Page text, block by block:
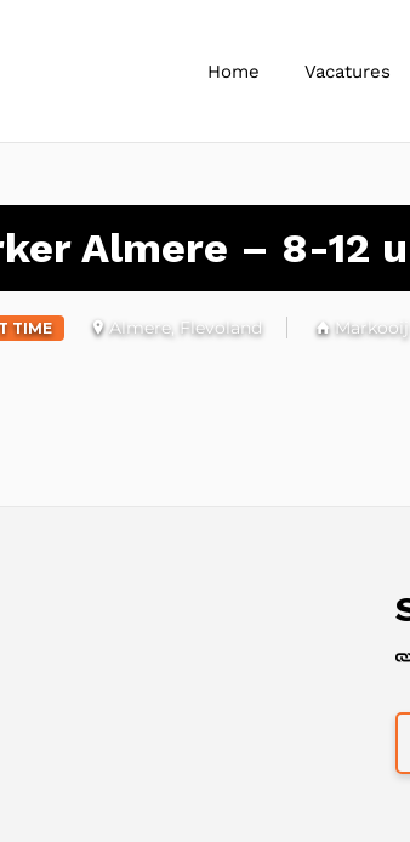
Home Vacatures
Almere – 8-12
TIME Almere, Flevoland Markooij